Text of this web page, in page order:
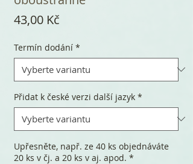
43,00 Kč
Termín dodání *
Přidat k české verzi další jazyk *
Upřesněte, např. ze 40 ks objednáváte
20 ks v čj. a 20 ks v aj. apod. *